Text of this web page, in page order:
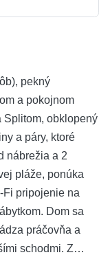
pekný
a pokojnom
Splitom, obklopený
a páry, ktoré
nábrežia a 2
pláže, ponúka
Fi pripojenie na
Dom sa
práčovňa a
schodmi. Z